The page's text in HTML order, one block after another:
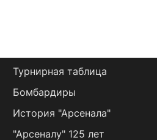
Турнирная таблица
Бомбардиры
История "Арсенала"
"Арсеналу" 125 лет